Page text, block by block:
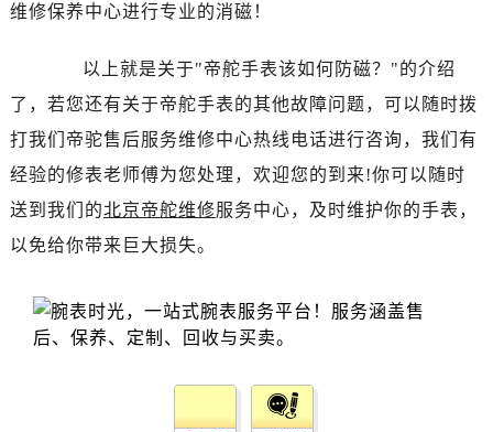
维修保养中心进行专业的消磁！
以上就是关于"帝舵手表该如何防磁？"的介绍
了，若您还有关于帝舵手表的其他故障问题，可以随时拨
打我们帝驼售后服务维修中心热线电话进行咨询，我们有
经验的修表老师傅为您处理，欢迎您的到来!你可以随时
送到我们的北京帝舵维修服务中心，及时维护你的手表，
以免给你带来巨大损失。